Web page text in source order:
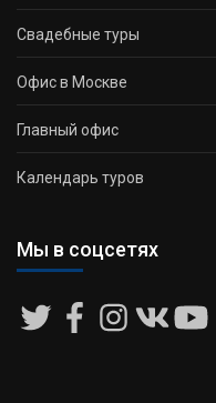
Свадебные туры
Офис в Москве
Главный офис
Календарь туров
Мы в соцсетях